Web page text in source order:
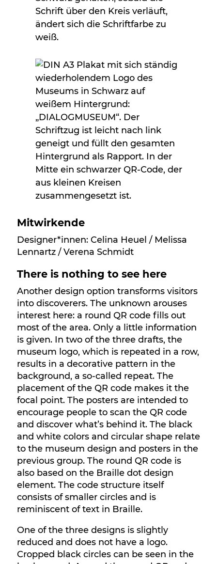
Mitwirkende
Designer*innen: Celina Heuel / Melissa
Lennartz / Verena Schmidt
There is nothing to see here
Another design option transforms visitors
into discoverers. The unknown arouses
interest here: a round QR code fills out
most of the area. Only a little information
is given. In two of the three drafts, the
museum logo, which is repeated in a row,
results in a decorative pattern in the
background, a so-called repeat. The
placement of the QR code makes it the
focal point. The posters are intended to
encourage people to scan the QR code
and discover what’s behind it. The black
and white colors and circular shape relate
to the museum design and posters in the
previous group. The round QR code is
also based on the Braille dot design
element. The code structure itself
consists of smaller circles and is
reminiscent of text in Braille.
One of the three designs is slightly
reduced and does not have a logo.
Cropped black circles can be seen in the